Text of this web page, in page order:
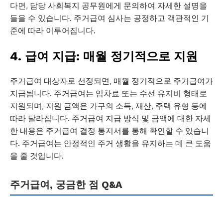
다면, 담당 사회복지 공무원에게 문의하여 자세한 설명을
들을 수 있습니다. 주거급여 심사는 공정하고 객관적인 기
준에 따라 이루어집니다.
4. 급여 지급: 매월 정기적으로 지원
주거급여 대상자로 선정되면, 매월 정기적으로 주거급여가
지급됩니다. 주거급여는 임차료 또는 수선 유지비 형태로
지원되며, 지원 금액은 가구의 소득, 재산, 주택 유형 등에
따라 달라집니다. 주거급여 지급 방식 및 금액에 대한 자세
한 내용은 주거급여 결정 통지서를 통해 확인할 수 있습니
다. 주거급여는 안정적인 주거 생활을 유지하는 데 큰 도움
을 줄 것입니다.
주거급여, 궁금한 점 Q&A